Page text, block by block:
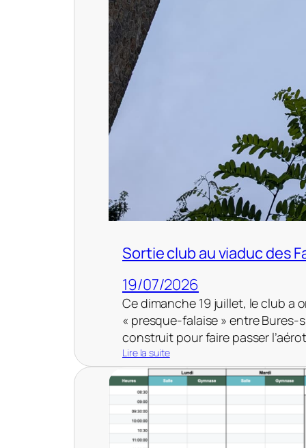
Sortie club au viaduc des
19/07/2026
Ce dimanche 19 juillet, le club a
« presque-falaise » entre
construit pour faire passer
Lire la suite
:
S